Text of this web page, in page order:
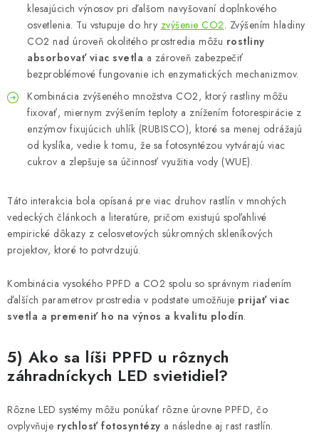
klesajúcich výnosov pri ďalšom navyšovaní doplnkového
osvetlenia. Tu vstupuje do hry zvýšenie CO2. Zvýšením hladiny
CO2 nad úroveň okolitého prostredia môžu rostliny
absorbovať viac svetla a zároveň zabezpečiť
bezproblémové fungovanie ich enzymatických mechanizmov.
Kombinácia zvýšeného množstva CO2, ktorý rastliny môžu
fixovať, miernym zvýšením teploty a znížením fotorespirácie z
enzýmov fixujúcich uhlík (RUBISCO), ktoré sa menej odrážajú
od kyslíka, vedie k tomu, že sa fotosyntézou vytvárajú viac
cukrov a zlepšuje sa účinnosť využitia vody (WUE).
Táto interakcia bola opísaná pre viac druhov rastlín v mnohých
vedeckých článkoch a literatúre, pričom existujú spoľahlivé
empirické dôkazy z celosvetových súkromných skleníkových
projektov, ktoré to potvrdzujú.
Kombinácia vysokého PPFD a CO2 spolu so správnym riadením
ďalších parametrov prostredia v podstate umožňuje prijať viac
svetla a premeniť ho na výnos a kvalitu plodín.
5) Ako sa líši PPFD u rôznych
záhradníckych LED svietidiel?
Rôzne LED systémy môžu ponúkať rôzne úrovne PPFD, čo
ovplyvňuje rychlosť fotosyntézy a následne aj rast rastlín.